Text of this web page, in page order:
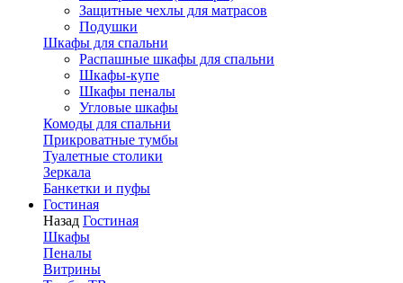
Защитные чехлы для матрасов
Подушки
Шкафы для спальни
Распашные шкафы для спальни
Шкафы-купе
Шкафы пеналы
Угловые шкафы
Комоды для спальни
Прикроватные тумбы
Туалетные столики
Зеркала
Банкетки и пуфы
Гостиная
Назад Гостиная
Шкафы
Пеналы
Витрины